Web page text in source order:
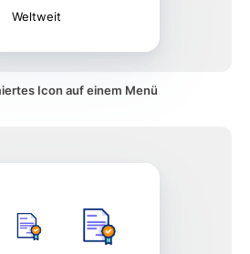
Weltweit
Icon auf einem Menü